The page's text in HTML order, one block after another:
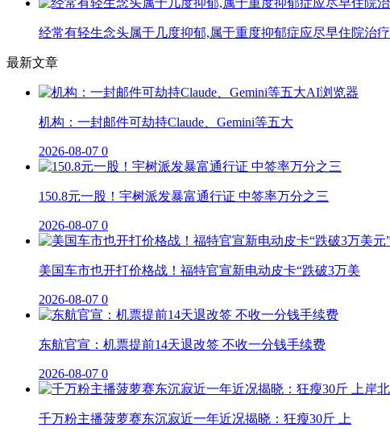
经常有轻生念头属于几度抑郁,属于重度抑郁症应尽早住院治疗
最新文章
机构：一封邮件可劫持Claude、Gemini等五大
2026-08-07 0
150.8元一股！宇树派发暴富通行证 中签率万分之三
2026-08-07 0
美国车市也开打价格战！福特官宣新电动皮卡“跌破3万美
2026-08-07 0
东航官宣：机票提前14天退改签 不收一分钱手续费
2026-08-07 0
千万粉主播菠萝赛东沉寂近一年近况揭晓：狂瘦30斤 上